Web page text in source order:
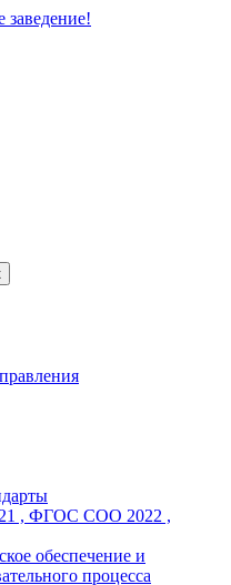
заведение!
, ФГОС СОО 2022 ,
обеспечение и
процесса